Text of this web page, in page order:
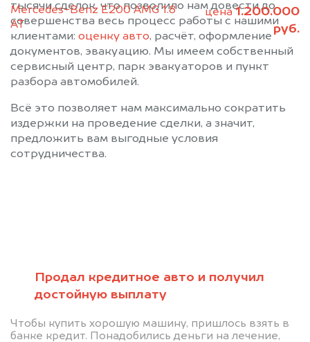
Mercedes-Benz E200 AMG 1.8
АТ
цена1.200.000
руб.
Продал кредитное авто и получил
достойную выплату
Чтобы купить хорошую машину, пришлось взять в
банке кредит. Понадобились деньги на лечение,
тысячи сделок, что позволило нам довести до
совершенства весь процесс работы с нашими
клиентами: оценку авто, расчёт, оформление
документов, эвакуацию. Мы имеем собственный
сервисный центр, парк эвакуаторов и пункт
разбора автомобилей.
Всё это позволяет нам максимально сократить
издержки на проведение сделки, а значит,
предложить вам выгодные условия
сотрудничества.
(472) 220-54-52
рассчитаем стоимость вашего